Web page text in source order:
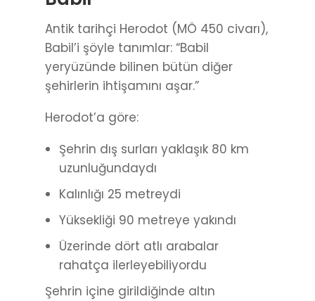
Antik tarihçi Herodot (MÖ 450 civarı),
Babil’i şöyle tanımlar: “Babil
yeryüzünde bilinen bütün diğer
şehirlerin ihtişamını aşar.”
Herodot’a göre:
Şehrin dış surları yaklaşık 80 km
uzunluğundaydı
Kalınlığı 25 metreydi
Yüksekliği 90 metreye yakındı
Üzerinde dört atlı arabalar
rahatça ilerleyebiliyordu
Şehrin içine girildiğinde altın